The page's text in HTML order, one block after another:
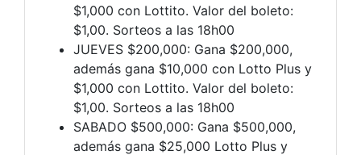
$1,000 con Lottito. Valor del boleto:
$1,00. Sorteos a las 18h00
JUEVES $200,000: Gana $200,000,
además gana $10,000 con Lotto Plus y
$1,000 con Lottito. Valor del boleto:
$1,00. Sorteos a las 18h00
SABADO $500,000: Gana $500,000,
además gana $25,000 Lotto Plus y